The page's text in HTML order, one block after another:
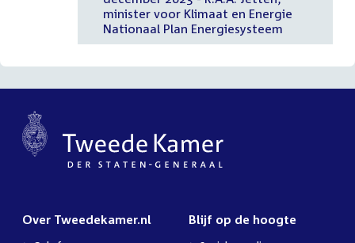
minister voor Klimaat en Energie
Nationaal Plan Energiesysteem
Over Tweedekamer.nl Blijf op de hoogte